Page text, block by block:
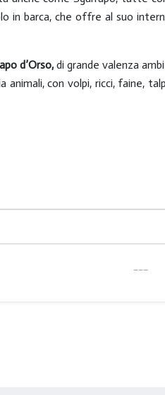
in barca, che offre al suo
d’Orso, di grande valenza
con volpi, ricci, faine,